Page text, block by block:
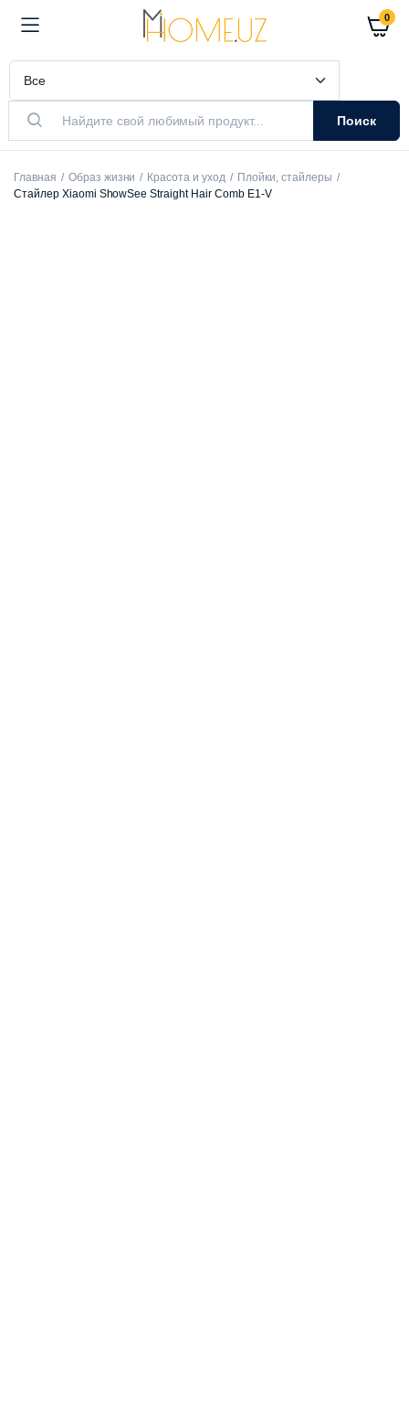
0
Поиск
Главная Образ жизни Красота и уход
Плойки, стайлеры
Стайлер Xiaomi ShowSee Straight Hair Comb E1-V